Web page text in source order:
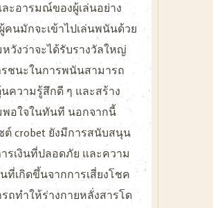
ะอารมณ์ของผู้เล่นอย่าง
คนมักจะเข้าไปเล่นพนันด้วย
วังว่าจะได้รับรางวัลใหญ่
ชนะในการพนันสามารถ
ความรู้สึกดี ๆ และสร้าง
พอใจในทันที นอกจากนี้
ต์crobet ยังมีการสนับสนุน
รเงินที่ปลอดภัย และความ
ที่เกิดขึ้นจากการเสี่ยงโชค
ถทำให้ร่างกายหลั่งสารโด